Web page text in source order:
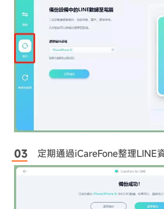
定期通過iCareFone整理LINE